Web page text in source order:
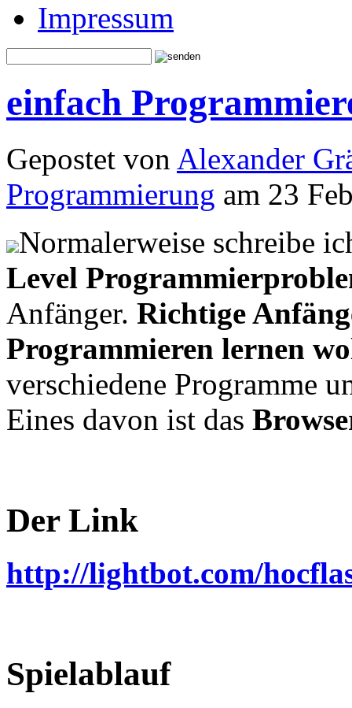
Impressum
einfach
Gepostet von Alexander
Programmierung am 23
Normalerweise schreibe
Level
Anfänger. Richtige
Programmieren lernen
verschiedene Programme
Eines davon ist das
Der Link
http://lightbot.com/
Spielablauf